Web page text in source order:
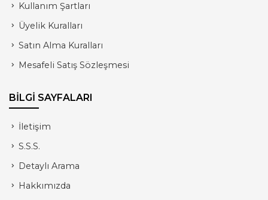
Kullanım Şartları
Üyelik Kuralları
Satın Alma Kuralları
Mesafeli Satış Sözleşmesi
BİLGİ SAYFALARI
İletişim
S.S.S.
Detaylı Arama
Hakkımızda